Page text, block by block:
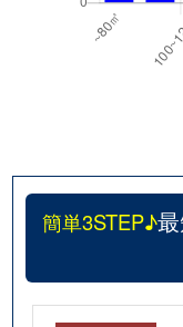
簡単3STEP♪